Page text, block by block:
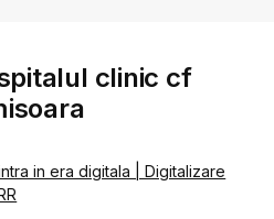
clinic cf
in era digitala | Digitalizare